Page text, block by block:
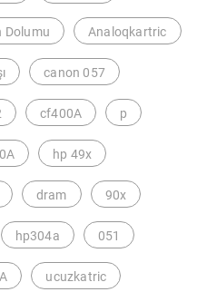
Dolumu Analoqkartric
canon 057
cf400A p
hp 49x
dram 90x
hp304a 051
ucuzkatric